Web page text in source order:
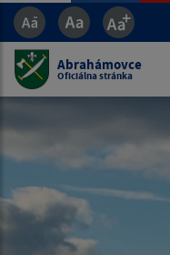
Abrahámovce
Oficiálna stránka